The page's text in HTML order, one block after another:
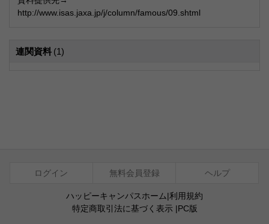
http://www.isas.jaxa.jp/j/column/famous/09.shtml
連関資料 (1)
ログイン 無料会員登録 ヘルプ
ハッピーキャンパスホーム|利用規約
特定商取引法に基づく表示|PC版